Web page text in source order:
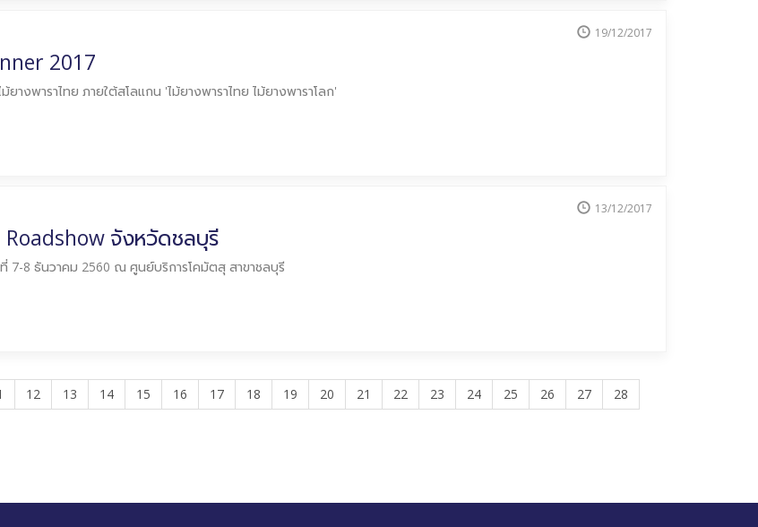
19/12/2017
2017
ยางพาราไทย ภายใต้สโลแกน 'ไม้ยางพาราไทย ไม้ยางพาราโลก'
13/12/2017
จังหวัดชลบุรี
7-8 ธันวาคม 2560 ณ ศูนย์บริการโคมัตสุ สาขาชลบุรี
12 13 14 15 16 17 18 19 20 21 22 23 24 25 26 27
28